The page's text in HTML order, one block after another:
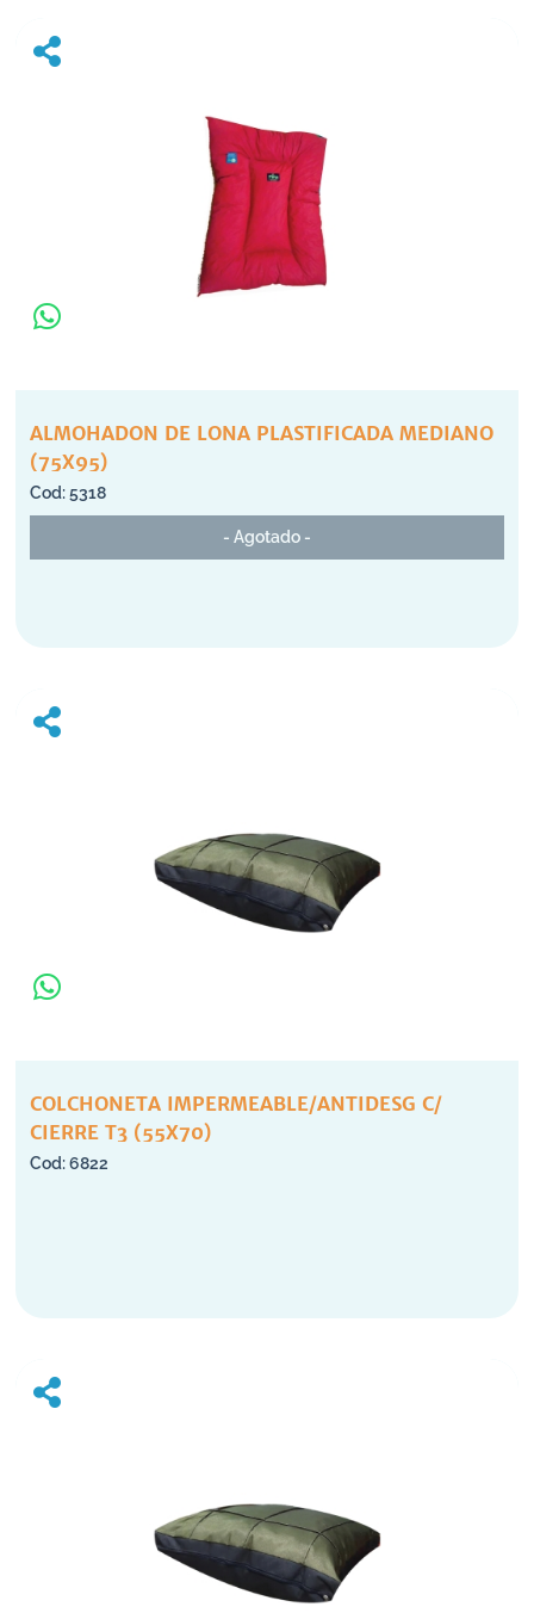
ALMOHADON DE LONA PLASTIFICADA MEDIANO
(75X95)
5318
- Agotado -
COLCHONETA IMPERMEABLE/ANTIDESG C/
CIERRE T3 (55X70)
6822